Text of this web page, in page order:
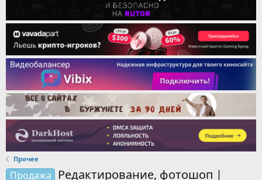
Прочее
Продажа
Редактирование, фотошоп |